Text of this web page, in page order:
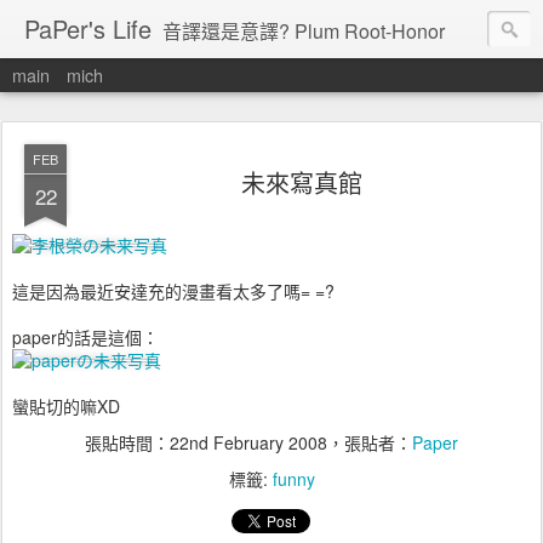
PaPer's Life 音譯還是意譯? Plum Root-Honor
main mich
FEB
22 未來寫真館
這是因為最近安達充的漫畫看太多了嗎= =?
paper的話是這個：
蠻貼切的嘛XD
張貼時間： 22nd February 2008 ，張貼者： Paper
標籤: funny